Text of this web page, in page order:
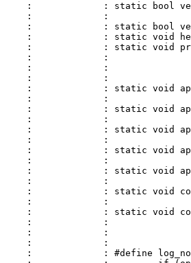
:             : static bool
:             :
:             : static bool
:             : static void
:             : static void
:             :
:             :
:             :
:             : static void
:             :
:             : static void
:             :
:             : static void
:             :
:             : static void
:             :
:             : static void
:             :
:             : static void
:             :
:             : static void
:             :
:             :
:             :
:             : #define